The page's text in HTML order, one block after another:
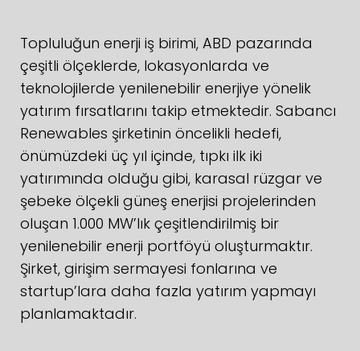
Topluluğun enerji iş birimi, ABD pazarında
çeşitli ölçeklerde, lokasyonlarda ve
teknolojilerde yenilenebilir enerjiye yönelik
yatırım fırsatlarını takip etmektedir. Sabancı
Renewables şirketinin öncelikli hedefi,
önümüzdeki üç yıl içinde, tıpkı ilk iki
yatırımında olduğu gibi, karasal rüzgar ve
şebeke ölçekli güneş enerjisi projelerinden
oluşan 1.000 MW’lık çeşitlendirilmiş bir
yenilenebilir enerji portföyü oluşturmaktır.
Şirket, girişim sermayesi fonlarına ve
startup’lara daha fazla yatırım yapmayı
planlamaktadır.